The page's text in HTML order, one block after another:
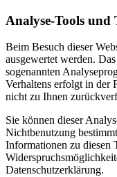
Analyse-Tools
Beim Besuch dieser
ausgewertet werden.
sogenannten
Verhaltens erfolgt in der
nicht zu Ihnen
Sie können dieser
Nichtbenutzung
Informationen zu diesen
Datenschutzerklärung.